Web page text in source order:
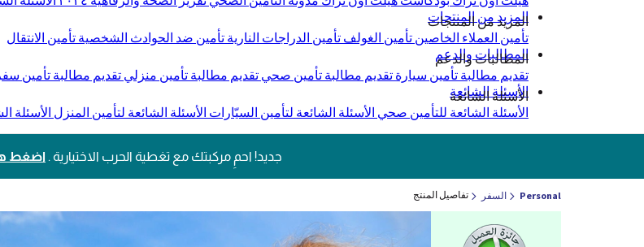
المزيد من المنتجات
المزيد من المنتجات
تأمين العملاء الخاصين تأمين الغولف تأمين الدراجات النارية تأمين ضد الحوادث الشخصية تأمين الانتقال
المطالبات والدعم
المطالبات والدعم
تقديم مطالبة تأمين سيارة تقديم مطالبة تأمين صحي تقديم مطالبة تأمين منزلي تقديم مطالبة تأمين سفر
الأسئلة الشائعة
الأسئلة الشائعة
الأسئلة الشائعة للتأمين صحي الأسئلة الشائعة لتأمين السيّارات الأسئلة الشائعة لتأمين المنزل الأسئلة
جديد! احمِ مركبتك مع تغطية الحرب الاختيارية . اضغط
Personal السفر تفاصيل المنتج